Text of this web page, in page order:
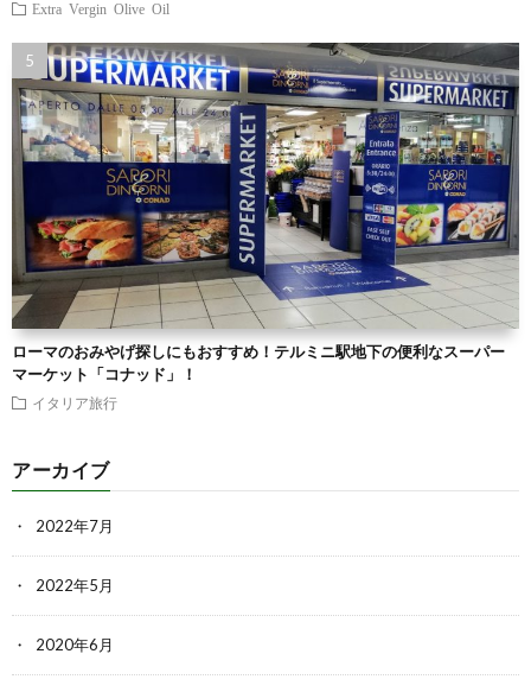
Extra Vergin Olive Oil
ローマのおみやげ探しにもおすすめ！テルミニ駅地下の便利なスーパー
マーケット「コナッド」！
イタリア旅行
アーカイブ
2022年7月
2022年5月
2020年6月